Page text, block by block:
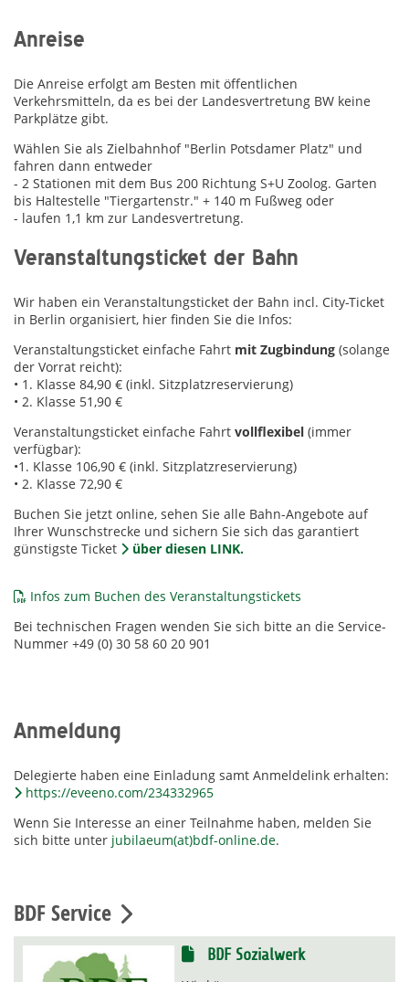
Anreise
Die Anreise erfolgt am Besten mit öffentlichen
Verkehrsmitteln, da es bei der Landesvertretung BW keine
Parkplätze gibt.
Wählen Sie als Zielbahnhof "Berlin Potsdamer Platz" und
fahren dann entweder
- 2 Stationen mit dem Bus 200 Richtung S+U Zoolog. Garten
bis Haltestelle "Tiergartenstr." + 140 m Fußweg oder
- laufen 1,1 km zur Landesvertretung.
Veranstaltungsticket der Bahn
Wir haben ein Veranstaltungsticket der Bahn incl. City-Ticket
in Berlin organisiert, hier finden Sie die Infos:
Veranstaltungsticket einfache Fahrt mit Zugbindung (solange
der Vorrat reicht):
• 1. Klasse 84,90 € (inkl. Sitzplatzreservierung)
• 2. Klasse 51,90 €
Veranstaltungsticket einfache Fahrt vollflexibel (immer
verfügbar):
•1. Klasse 106,90 € (inkl. Sitzplatzreservierung)
• 2. Klasse 72,90 €
Buchen Sie jetzt online, sehen Sie alle Bahn-Angebote auf
Ihrer Wunschstrecke und sichern Sie sich das garantiert
günstigste Ticket
über diesen LINK.
Infos zum Buchen des Veranstaltungstickets
Bei technischen Fragen wenden Sie sich bitte an die Service-
Nummer +49 (0) 30 58 60 20 901
Anmeldung
Delegierte haben eine Einladung samt Anmeldelink erhalten:
https://eveeno.com/234332965
Wenn Sie Interesse an einer Teilnahme haben, melden Sie
sich bitte unter jubilaeum(at)bdf-online.de.
BDF Service
BDF Sozialwerk